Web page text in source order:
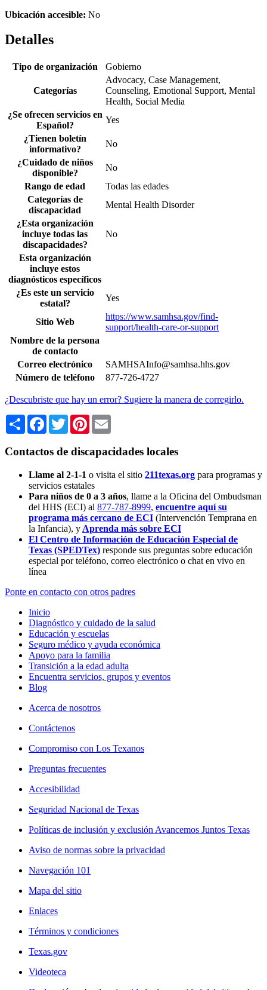
Ubicación accesible: No
Detalles
Tipo de organización Gobierno
Categorías
Advocacy, Case Management,
Counseling, Emotional Support, Mental
Health, Social Media
¿Se ofrecen servicios en
Español?
Yes
¿Tienen boletín
informativo?
No
¿Cuidado de niños
disponible?
No
Rango de edad
Todas las edades
Categorías de
discapacidad
Mental Health Disorder
¿Esta organización
incluye todas las
discapacidades?
No
Esta organización
incluye estos
diagnósticos específicos
¿Es este un servicio
estatal?
Yes
Sitio Web
https://www.samhsa.gov/find-
support/health-care-or-support
Nombre de la persona
de contacto
Correo electrónico
SAMHSAInfo@samhsa.hhs.gov
Número de teléfono
877-726-4727
¿Descubriste que hay un error? Sugiere la manera de corregirlo.
Share Facebook
TwitterPinterest
Contactos de discapacidades locales
Llame al 2-1-1 o visita el sitio 211texas.org para programas y
servicios estatales
Para niños de 0 a 3 años, llame a la Oficina del Ombudsman
del HHS (ECI) al 877-787-8999, encuentre aquí su
programa más cercano de ECI (Intervención Temprana en
la Infancia), y Aprenda más sobre ECI
El Centro de Información de Educación Especial de
Texas (SPEDTex) responde sus preguntas sobre educación
especial por teléfono, correo electrónico o chat en vivo en
línea
Ponte en contacto con otros padres
Inicio
Diagnóstico y cuidado de la salud
Educación y escuelas
Seguro médico y ayuda económica
Apoyo para la familia
Transición a la edad adulta
Encuentra servicios, grupos y eventos
Blog
Acerca de nosotros
Contáctenos
Compromiso con Los Texanos
Preguntas frecuentes
Accesibilidad
Seguridad Nacional de Texas
Políticas de inclusión y exclusión Avancemos Juntos Texas
Aviso de normas sobre la privacidad
Navegación 101
Mapa del sitio
Enlaces
Términos y condiciones
Texas.gov
Videoteca